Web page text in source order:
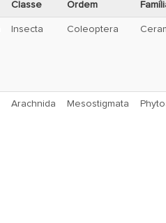
Classe Ordem
Insecta Coleoptera
Arachnida Mesostigmata